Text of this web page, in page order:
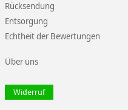
Rücksendung
Entsorgung
Echtheit der Bewertungen
Über uns
Widerruf